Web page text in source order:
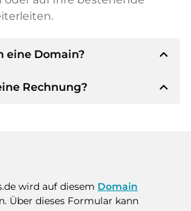
eine Domain? expand_less
wird der Inhaber Ihnen die
anbieten.
der Überweisung immer
und die
Rechnung? expand_less
bekommen Sie auf
zusätzlichen Kaufvertrag.
wird auf diesem Domain
Über dieses Formular kann